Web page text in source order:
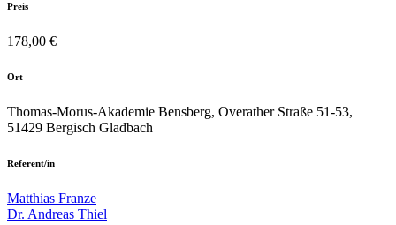
Preis
178,00 €
Ort
Thomas-Morus-Akademie Bensberg, Overather Straße 51-53,
51429 Bergisch Gladbach
Referent/in
Matthias Franze
Dr. Andreas Thiel